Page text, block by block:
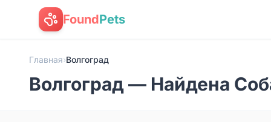
FoundPets
Главная›Волгоград
Волгоград — Найдена